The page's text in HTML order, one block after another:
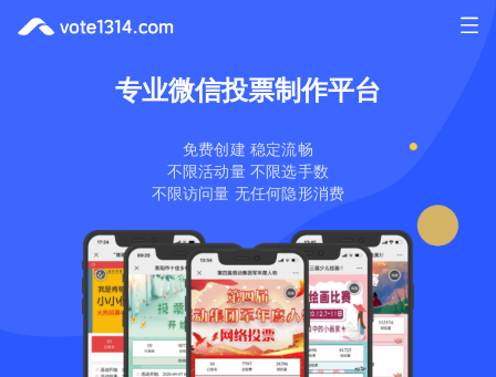
专业微信投票制作平台
免费创建 稳定流畅
不限活动量 不限选手数
不限访问量 无任何隐形消费